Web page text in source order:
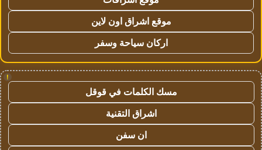
موقع اشراق اون لاين
اركان سياحة وسفر
!
مسك الكلمات في قوقل
اشراق التقنية
ان سفن